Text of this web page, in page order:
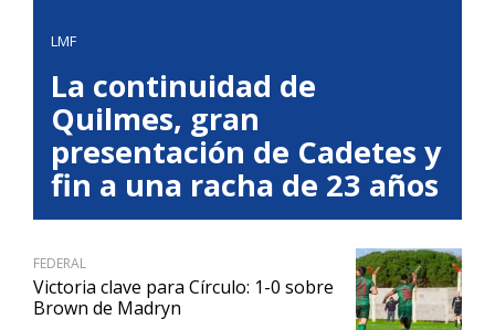
LMF
La continuidad de
Quilmes, gran
presentación de Cadetes y
fin a una racha de 23 años
FEDERAL
Victoria clave para Círculo: 1-0 sobre
Brown de Madryn